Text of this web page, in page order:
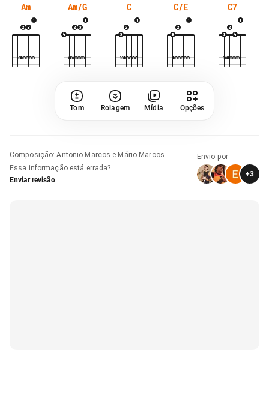
Am Am/G C C/E C7
Tom Rolagem Mídia Opções
Composição:Antonio Marcos e Mário Marcos
Essa informação está errada?
Enviar revisão
Envio por
+3